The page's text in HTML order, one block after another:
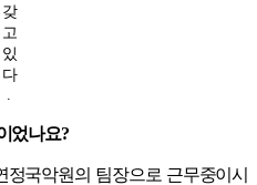
갖
고
있
다
었나요?
국악원의 팀장으로 근무중이시